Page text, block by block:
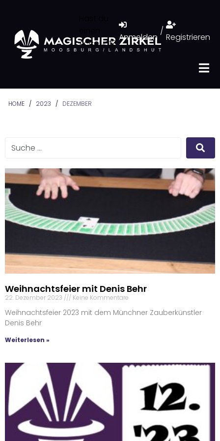
Account?
Anmelden
/
Registrieren
HOME / 2023 / DEZEMBER
Weihnachtsfeier mit Denis Behr
22. Dezember 2023 Keine Kommentare
Weihnachtsfeier 2023 mit dem Münchner Zauberkünstler
Denis Behr
Weiterlesen »